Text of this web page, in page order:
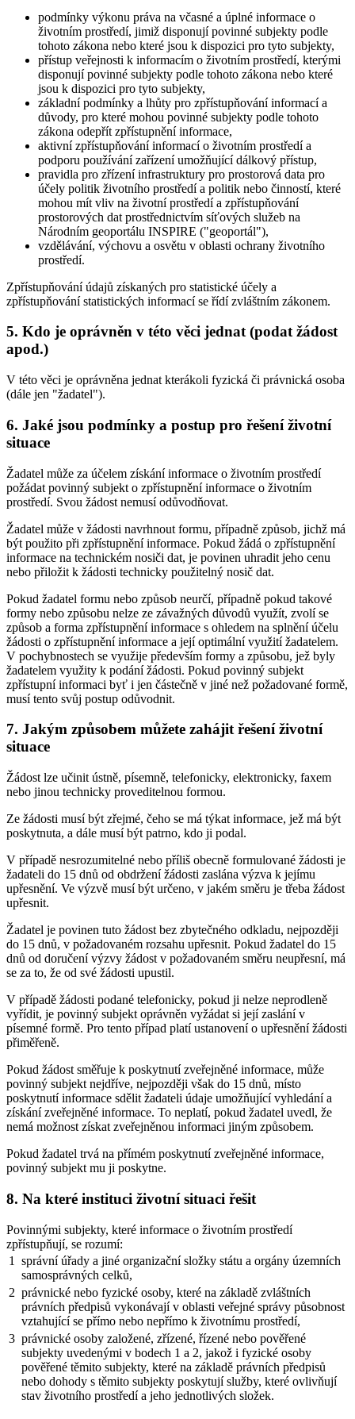
podmínky výkonu práva na včasné a úplné informace o
životním prostředí, jimiž disponují povinné subjekty podle
tohoto zákona nebo které jsou k dispozici pro tyto subjekty,
přístup veřejnosti k informacím o životním prostředí, kterými
disponují povinné subjekty podle tohoto zákona nebo které
jsou k dispozici pro tyto subjekty,
základní podmínky a lhůty pro zpřístupňování informací a
důvody, pro které mohou povinné subjekty podle tohoto
zákona odepřít zpřístupnění informace,
aktivní zpřístupňování informací o životním prostředí a
podporu používání zařízení umožňující dálkový přístup,
pravidla pro zřízení infrastruktury pro prostorová data pro
účely politik životního prostředí a politik nebo činností, které
mohou mít vliv na životní prostředí a zpřístupňování
prostorových dat prostřednictvím síťových služeb na
Národním geoportálu INSPIRE ("geoportál"),
vzdělávání, výchovu a osvětu v oblasti ochrany životního
prostředí.
Zpřístupňování údajů získaných pro statistické účely a
zpřístupňování statistických informací se řídí zvláštním zákonem.
5. Kdo je oprávněn v této věci jednat (podat žádost
apod.)
V této věci je oprávněna jednat kterákoli fyzická či právnická osoba
(dále jen "žadatel").
6. Jaké jsou podmínky a postup pro řešení životní
situace
Žadatel může za účelem získání informace o životním prostředí
požádat povinný subjekt o zpřístupnění informace o životním
prostředí. Svou žádost nemusí odůvodňovat.
Žadatel může v žádosti navrhnout formu, případně způsob, jichž má
být použito při zpřístupnění informace. Pokud žádá o zpřístupnění
informace na technickém nosiči dat, je povinen uhradit jeho cenu
nebo přiložit k žádosti technicky použitelný nosič dat.
Pokud žadatel formu nebo způsob neurčí, případně pokud takové
formy nebo způsobu nelze ze závažných důvodů využít, zvolí se
způsob a forma zpřístupnění informace s ohledem na splnění účelu
žádosti o zpřístupnění informace a její optimální využití žadatelem.
V pochybnostech se využije především formy a způsobu, jež byly
žadatelem využity k podání žádosti. Pokud povinný subjekt
zpřístupní informaci byť i jen částečně v jiné než požadované formě,
musí tento svůj postup odůvodnit.
7. Jakým způsobem můžete zahájit řešení životní
situace
Žádost lze učinit ústně, písemně, telefonicky, elektronicky, faxem
nebo jinou technicky proveditelnou formou.
Ze žádosti musí být zřejmé, čeho se má týkat informace, jež má být
poskytnuta, a dále musí být patrno, kdo ji podal.
V případě nesrozumitelné nebo příliš obecně formulované žádosti je
žadateli do 15 dnů od obdržení žádosti zaslána výzva k jejímu
upřesnění. Ve výzvě musí být určeno, v jakém směru je třeba žádost
upřesnit.
Žadatel je povinen tuto žádost bez zbytečného odkladu, nejpozději
do 15 dnů, v požadovaném rozsahu upřesnit. Pokud žadatel do 15
dnů od doručení výzvy žádost v požadovaném směru neupřesní, má
se za to, že od své žádosti upustil.
V případě žádosti podané telefonicky, pokud ji nelze neprodleně
vyřídit, je povinný subjekt oprávněn vyžádat si její zaslání v
písemné formě. Pro tento případ platí ustanovení o upřesnění žádosti
přiměřeně.
Pokud žádost směřuje k poskytnutí zveřejněné informace, může
povinný subjekt nejdříve, nejpozději však do 15 dnů, místo
poskytnutí informace sdělit žadateli údaje umožňující vyhledání a
získání zveřejněné informace. To neplatí, pokud žadatel uvedl, že
nemá možnost získat zveřejněnou informaci jiným způsobem.
Pokud žadatel trvá na přímém poskytnutí zveřejněné informace,
povinný subjekt mu ji poskytne.
8. Na které instituci životní situaci řešit
Povinnými subjekty, které informace o životním prostředí
zpřístupňují, se rozumí:
1
správní úřady a jiné organizační složky státu a orgány územních
samosprávných celků,
2 právnické nebo fyzické osoby, které na základě zvláštních
právních předpisů vykonávají v oblasti veřejné správy působnost
vztahující se přímo nebo nepřímo k životnímu prostředí,
3 právnické osoby založené, zřízené, řízené nebo pověřené
subjekty uvedenými v bodech 1 a 2, jakož i fyzické osoby
pověřené těmito subjekty, které na základě právních předpisů
nebo dohody s těmito subjekty poskytují služby, které ovlivňují
stav životního prostředí a jeho jednotlivých složek.